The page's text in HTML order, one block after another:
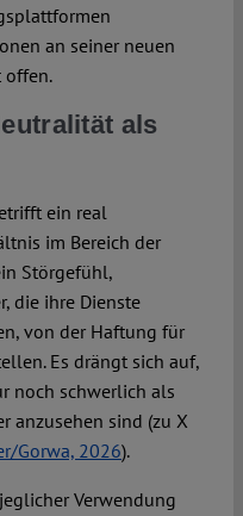
an seiner neuen
offen.
als
ein real
im Bereich der
Störgefühl,
die ihre Dienste
von der Haftung für
Es drängt sich auf,
noch schwerlich als
anzusehen sind (zu X
Gorwa, 2026).
Verwendung